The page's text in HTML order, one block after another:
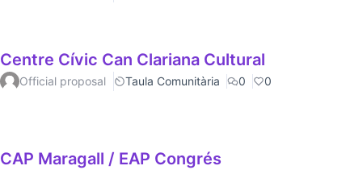
Centre Cívic Can Clariana Cultural
Official proposal Taula Comunitària 0 0
CAP Maragall / EAP Congrés